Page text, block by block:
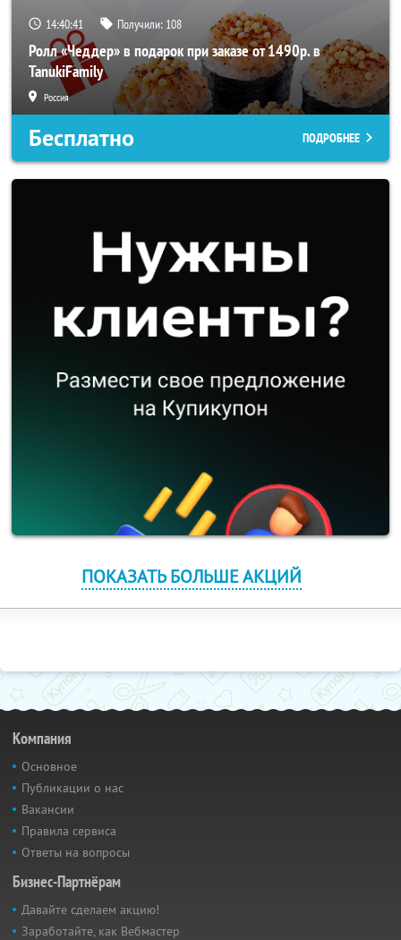
14:40:40 Получили: 108
Ролл «Чеддер» в подарок при заказе от 1490р. в
TanukiFamily
Россия
Бесплатно ПОДРОБНЕЕ
ПОКАЗАТЬ БОЛЬШЕ АКЦИЙ
Компания
Основное
Публикации о нас
Вакансии
Правила сервиса
Ответы на вопросы
Бизнес-Партнёрам
Давайте сделаем акцию!
Заработайте, как Вебмастер